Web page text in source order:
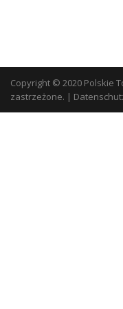
Copyright © 2020 Polskie
zastrzeżone. |